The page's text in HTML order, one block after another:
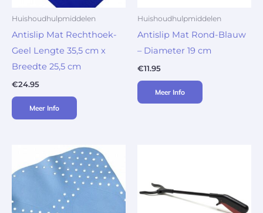
Huishoudhulpmiddelen
Antislip Mat Rechthoek-
Geel Lengte 35,5 cm x
Breedte 25,5 cm
€24.95
Meer Info
Huishoudhulpmiddelen
Antislip Mat Rond-Blauw
– Diameter 19 cm
€11.95
Meer Info